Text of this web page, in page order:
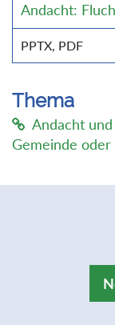
Andacht:
PPTX, PDF
Thema
Andacht
Gemeinde